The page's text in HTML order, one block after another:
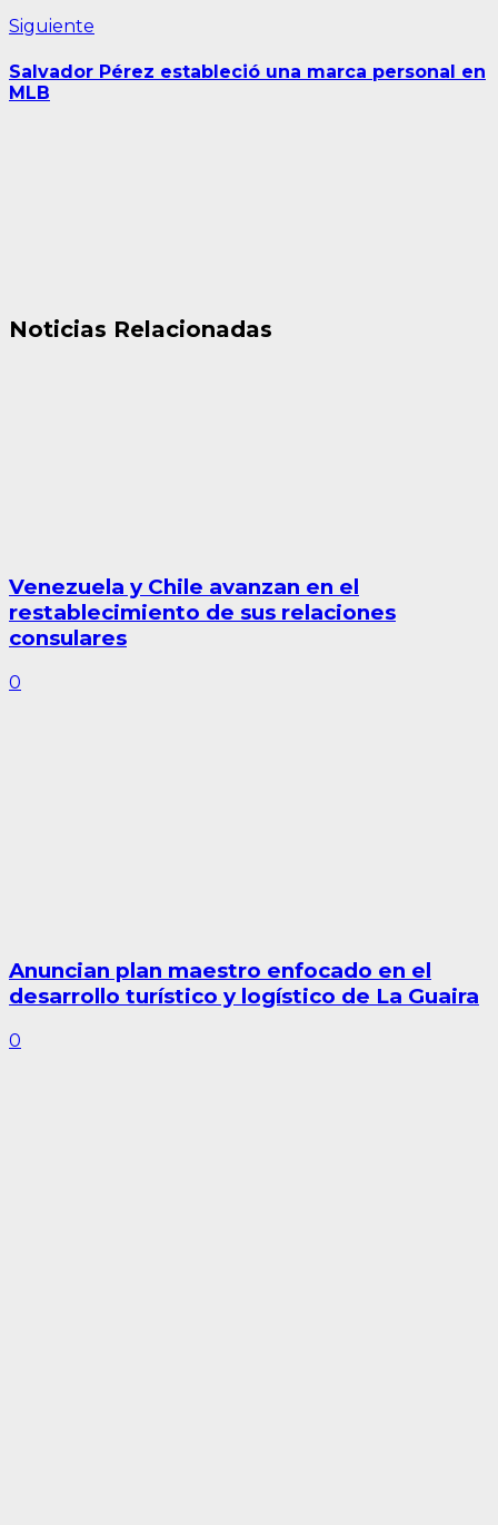
Siguiente
Salvador Pérez estableció una marca personal en
MLB
Noticias Relacionadas
Venezuela y Chile avanzan en el
restablecimiento de sus relaciones
consulares
0
Anuncian plan maestro enfocado en el
desarrollo turístico y logístico de La Guaira
0